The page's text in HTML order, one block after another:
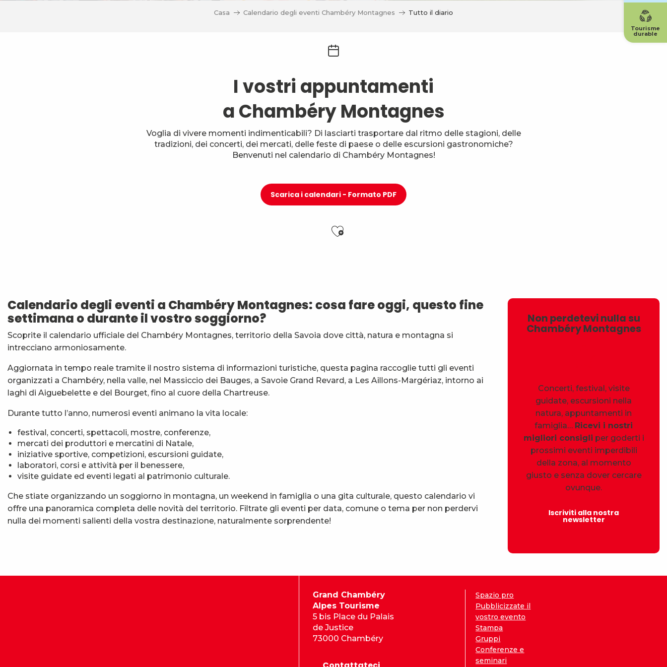
Tourisme
durable
Casa Calendario degli eventi Chambéry Montagnes Tutto il diario
I vostri appuntamenti
a Chambéry Montagnes
Voglia di vivere momenti indimenticabili? Di lasciarti trasportare dal ritmo delle stagioni, delle
tradizioni, dei concerti, dei mercati, delle feste di paese o delle escursioni gastronomiche?
Benvenuti nel calendario di Chambéry Montagnes!
Scarica i calendari - Formato PDF
Ajouter aux favoris
Les Classiques du Prieuré
Apéro'vignes à la Maison Philippe Grisard
La tête dans les étoiles - séance de planétarium
Graines de papier
Stage multi-cordes escalade, via-ferrata, canyon (10-16 ans)
7ème Symposium de sculpture et rencontre d'artistes
Balade découverte : Arbres médicinaux de nos sentiers
Apéro'vignes au Domaine de Méjane
Exposition : Messages/Images, graphisme d'intérêt général
Calendario degli eventi a Chambéry Montagnes: cosa fare oggi, questo fine
settimana o durante il vostro soggiorno?
Scoprite il calendario ufficiale del Chambéry Montagnes, territorio della Savoia dove città, natura e montagna si
intrecciano armoniosamente.
Aggiornata in tempo reale tramite il nostro sistema di informazioni turistiche, questa pagina raccoglie tutti gli eventi
organizzati a Chambéry, nella valle, nel Massiccio dei Bauges, a Savoie Grand Revard, a Les Aillons-Margériaz, intorno ai
laghi di Aiguebelette e del Bourget, fino al cuore della Chartreuse.
Durante tutto l’anno, numerosi eventi animano la vita locale:
festival, concerti, spettacoli, mostre, conferenze,
mercati dei produttori e mercatini di Natale,
iniziative sportive, competizioni, escursioni guidate,
laboratori, corsi e attività per il benessere,
visite guidate ed eventi legati al patrimonio culturale.
Che stiate organizzando un soggiorno in montagna, un weekend in famiglia o una gita culturale, questo calendario vi
offre una panoramica completa delle novità del territorio. Filtrate gli eventi per data, comune o tema per non perdervi
nulla dei momenti salienti della vostra destinazione, naturalmente sorprendente!
Non perdetevi nulla su
Chambéry Montagnes
Concerti, festival, visite
guidate, escursioni nella
natura, appuntamenti in
famiglia… Ricevi i nostri
migliori consigli per goderti i
prossimi eventi imperdibili
della zona, al momento
giusto e senza dover cercare
ovunque.
Iscriviti alla nostra
newsletter
Grand Chambéry
Alpes Tourisme
5 bis Place du Palais
de Justice
73000 Chambéry
Spazio pro
Pubblicizzate il
vostro evento
Stampa
Gruppi
Conferenze e
seminari